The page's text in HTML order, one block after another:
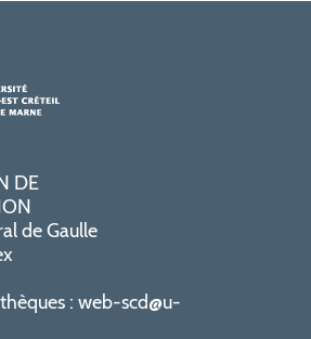
DE
de Gaulle
: web-scd@u-